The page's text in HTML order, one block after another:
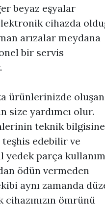
beyaz eşyalar
cihazda
arızalar meydana
bir servis
ürünlerinizde oluşan
size yardımcı olur.
teknik bilgisine
teşhis edebilir ve
yedek parça
ödün vermeden
aynı zamanda
ömrünü